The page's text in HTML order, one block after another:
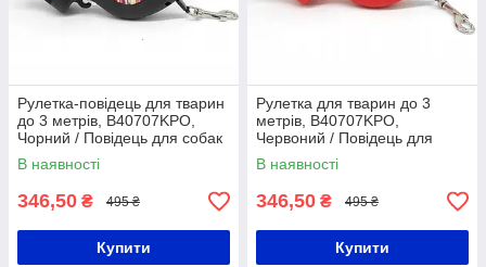
Рулетка-повідець для тварин
до 3 метрів, B40707KPO,
Чорний / Повідець для собак
/ Автоматичний повідець
В наявності
346,50 ₴ 495 ₴
Купити
Рулетка для тварин до 3
метрів, B40707KPO,
Червоний / Повідець для
собак / Автоматичний
повідець
В наявності
346,50 ₴ 495 ₴
Купити